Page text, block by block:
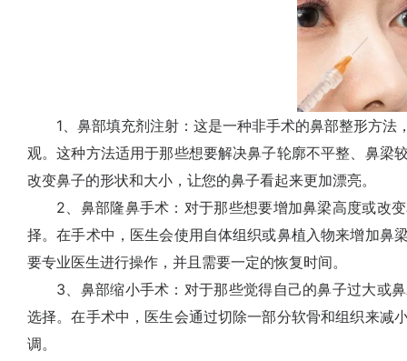
1、鼻部填充剂注射：这是一种非手术的鼻部整形方法
观。这种方法适用于那些想要解决鼻子轮廓不平整、鼻梁
改变鼻子的形状和大小，让您的鼻子看起来更加漂亮。
2、鼻部隆鼻手术：对于那些想要增加鼻梁高度或改变
择。在手术中，医生会使用自体组织或鼻植入物来增加鼻
要专业医生进行操作，并且需要一定的恢复时间。
3、鼻部缩小手术：对于那些觉得自己的鼻子过大或鼻
选择。在手术中，医生会通过切除一部分软骨和组织来减
调。